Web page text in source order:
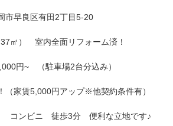
市早良区有田2丁目5-20
㎡）　室内全面リフォーム済！
円~　（駐車場2台分込み）
（家賃5,000円アップ※他契約条件有）
コンビニ　徒歩3分　便利な立地です♪